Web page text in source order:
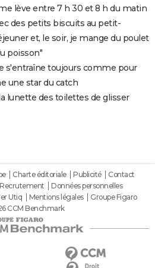
me lève entre 7 h 30 et 8 h du matin
des petits biscuits au petit-
et, le soir, je mange du poulet
poisson"
s'entraîne toujours comme pour
une star du catch
lunette des toilettes de glisser
Charte éditoriale Publicité
Contact
Recrutement
Données personnelles
Utiq Mentions légales
Groupe Figaro
CCM Benchmark